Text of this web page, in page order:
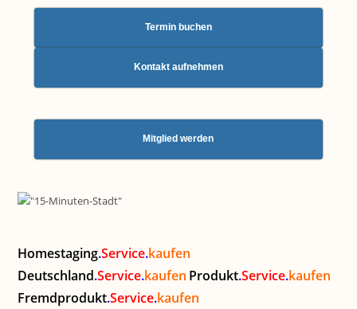
Termin buchen
Kontakt aufnehmen
Mitglied werden
Homestaging.Service.kaufen
Deutschland.Service.kaufen Produkt.Service.kaufen
Fremdprodukt.Service.kaufen